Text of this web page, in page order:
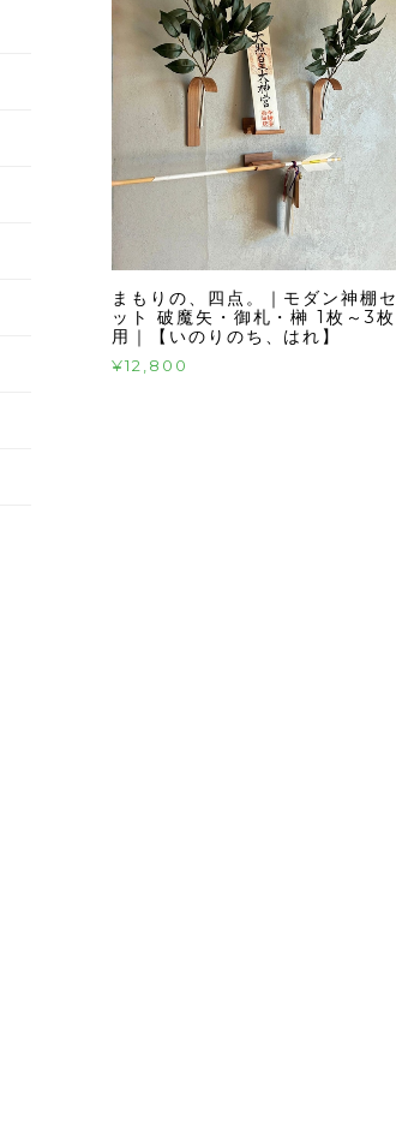
まもりの、四点。｜モダン神棚セ
ット 破魔矢・御札・榊 1枚～3枚
用｜【いのりのち、はれ】
¥12,800